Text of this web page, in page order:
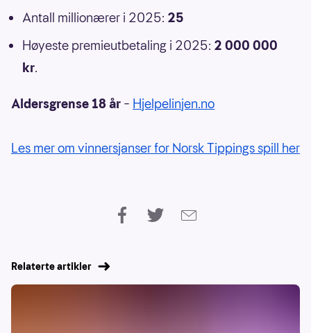
Antall millionærer i 2025: 25
Høyeste premieutbetaling i 2025: 2 000 000
kr.
Aldersgrense 18 år – Hjelpelinjen.no
Les mer om vinnersjanser for Norsk Tippings spill her
Relaterte artikler